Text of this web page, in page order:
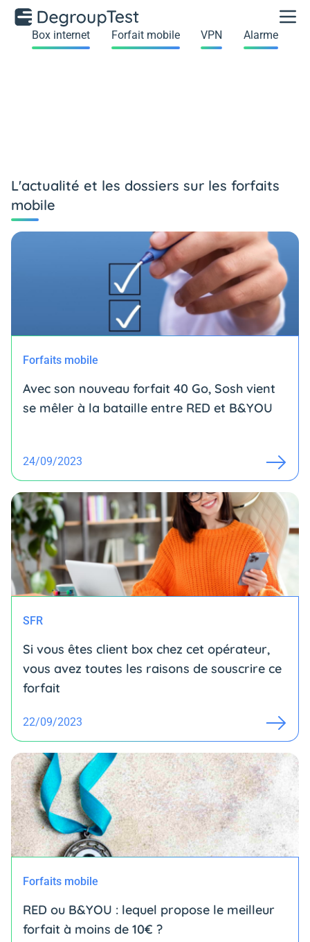
Box internet Forfait mobile VPN Alarme
L'actualité et les dossiers sur les forfaits
mobile
Forfaits mobile
Avec son nouveau forfait 40 Go, Sosh vient
se mêler à la bataille entre RED et B&YOU
24/09/2023
SFR
Si vous êtes client box chez cet opérateur,
vous avez toutes les raisons de souscrire ce
forfait
22/09/2023
Forfaits mobile
RED ou B&YOU : lequel propose le meilleur
forfait à moins de 10€ ?